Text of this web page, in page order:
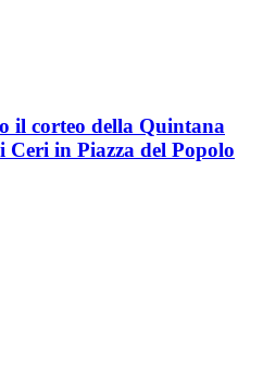
il corteo della Quintana
Ceri in Piazza del Popolo